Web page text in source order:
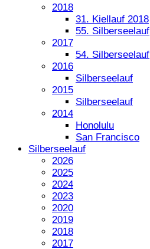
2018
31. Kiellauf 2018
55. Silberseelauf
2017
54. Silberseelauf
2016
Silberseelauf
2015
Silberseelauf
2014
Honolulu
San Francisco
Silberseelauf
2026
2025
2024
2023
2020
2019
2018
2017